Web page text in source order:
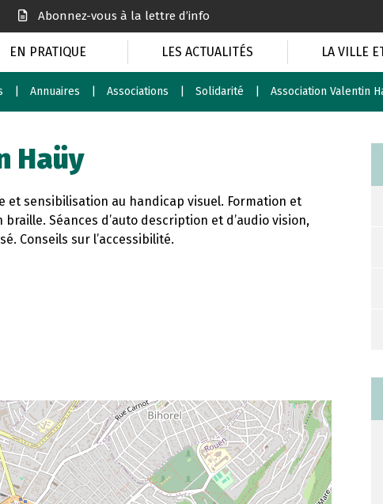
Abonnez-vous à la lettre d’info
EN PRATIQUE LES ACTUALITÉS LA VILLE
Annuaires Associations Solidarité Association Valentin
Haüy
et sensibilisation au handicap visuel. Formation et
Séances d’auto description et d’audio vision,
Conseils sur l’accessibilité.